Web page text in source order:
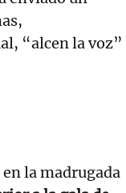
“alcen la voz”
la madrugada